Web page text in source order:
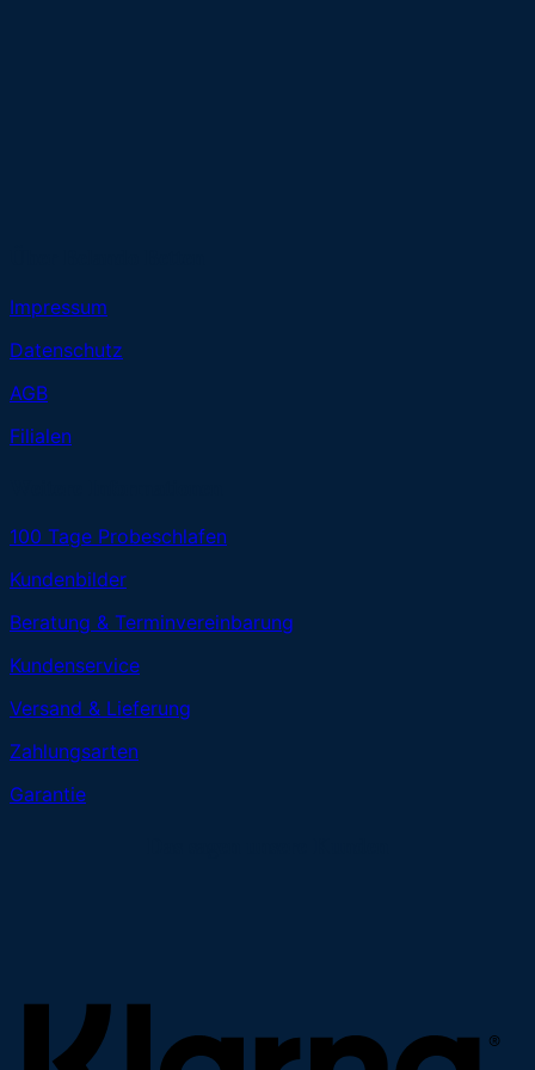
Impressum
Datenschutz
AGB
Filialen
100 Tage Probeschlafen
Kundenbilder
Beratung & Terminvereinbarung
Kundenservice
Versand & Lieferung
Zahlungsarten
Garantie